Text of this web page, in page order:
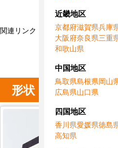
関連リンク： TOPページへ
埼玉県直工店所在地
形状 からハウジン
近畿地区
京都府滋賀県兵庫
大阪府奈良県三重
和歌山県
中国地区
鳥取県島根県岡山
広島県山口県
四国地区
香川県愛媛県徳島
高知県